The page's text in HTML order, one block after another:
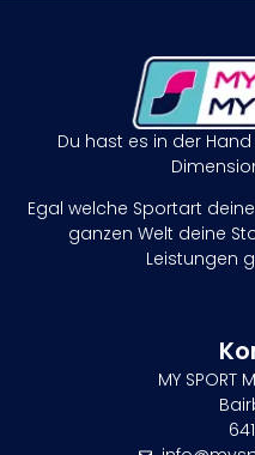
Du hast es in der
Egal welche Sportart
ganzen Welt deine
Leistungen
MY SPORT